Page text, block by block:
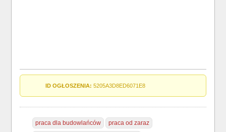
ID OGŁOSZENIA: 5205A3D8ED6071E8
praca dla budowlańców
praca od zaraz